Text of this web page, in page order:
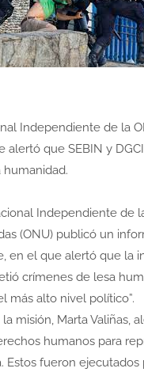
Independiente de la
alertó que SEBIN y
Independiente de
(ONU) publicó un
en el que alertó que la
crímenes de lesa
más alto nivel político”.
misión, Marta Valiñas,
humanos para
Estos fueron ejecutados